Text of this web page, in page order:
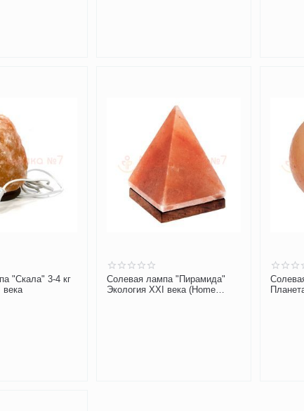
"Скала" 3-4 кг
века
Солевая лампа "Пирамида"
Экология XXI века (Home